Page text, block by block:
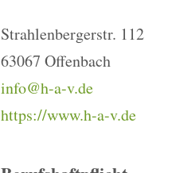
Strahlenbergerstr. 112
63067 Offenbach
info@h-a-v.de
https://www.h-a-v.de